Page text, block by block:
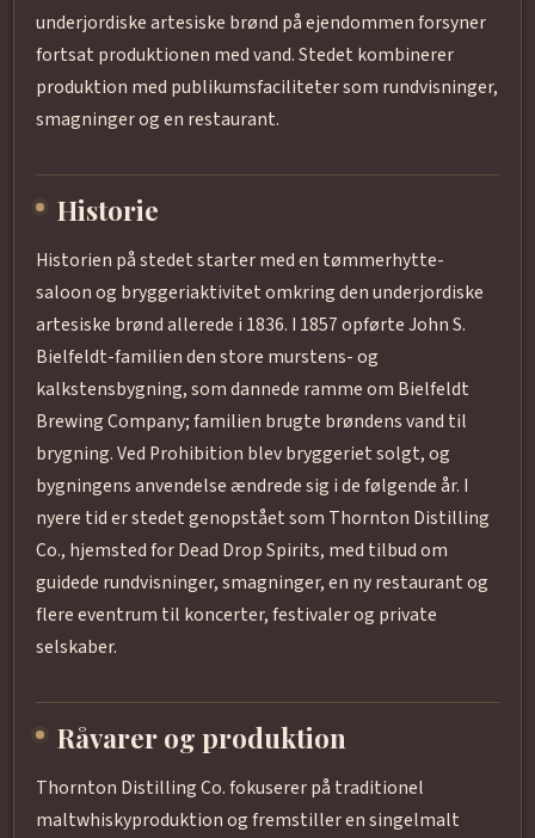
underjordiske artesiske brønd på ejendommen forsyner
fortsat produktionen med vand. Stedet kombinerer
produktion med publikumsfaciliteter som rundvisninger,
smagninger og en restaurant.
Historie
Historien på stedet starter med en tømmerhytte-
saloon og bryggeriaktivitet omkring den underjordiske
artesiske brønd allerede i 1836. I 1857 opførte John S.
Bielfeldt-familien den store murstens- og
kalkstensbygning, som dannede ramme om Bielfeldt
Brewing Company; familien brugte brøndens vand til
brygning. Ved Prohibition blev bryggeriet solgt, og
bygningens anvendelse ændrede sig i de følgende år. I
nyere tid er stedet genopstået som Thornton Distilling
Co., hjemsted for Dead Drop Spirits, med tilbud om
guidede rundvisninger, smagninger, en ny restaurant og
flere eventrum til koncerter, festivaler og private
selskaber.
Råvarer og produktion
Thornton Distilling Co. fokuserer på traditionel
maltwhiskyproduktion og fremstiller en singelmalt